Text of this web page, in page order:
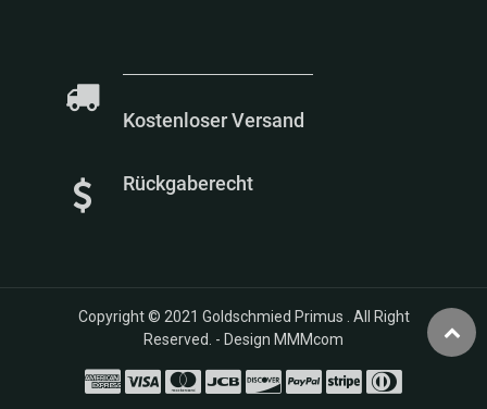
Kostenloser Versand
Rückgaberecht
Copyright © 2021 Goldschmied Primus
. All Right
Reserved. - Design MMMcom